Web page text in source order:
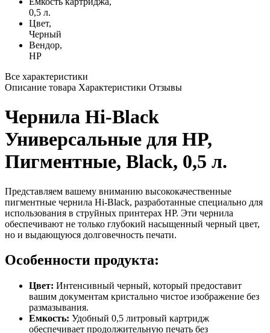
0,5 л.
Цвет,
Черный
Вендор,
HP
Все характеристики
Описание товара Характеристики Отзывы
Чернила Hi-Black
Универсальные для HP,
Пигментные, Black, 0,5 л.
Представляем вашему вниманию высококачественные
пигментные чернила Hi-Black, разработанные специально для
использования в струйных принтерах HP. Эти чернила
обеспечивают не только глубокий насыщенный черный цвет,
но и выдающуюся долговечность печати.
Особенности продукта:
Цвет: Интенсивный черный, который предоставит
вашим документам кристально чистое изображение без
размазывания.
Емкость: Удобный 0,5 литровый картридж
обеспечивает продолжительную печать без